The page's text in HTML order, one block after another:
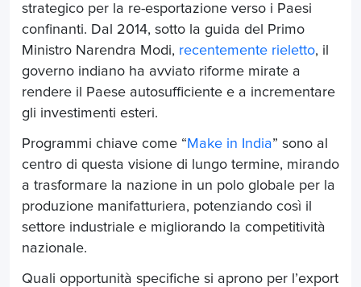
strategico per la re-esportazione verso i Paesi
confinanti. Dal 2014, sotto la guida del Primo
Ministro Narendra Modi, recentemente rieletto, il
governo indiano ha avviato riforme mirate a
rendere il Paese autosufficiente e a incrementare
gli investimenti esteri.
Programmi chiave come “Make in India” sono al
centro di questa visione di lungo termine, mirando
a trasformare la nazione in un polo globale per la
produzione manifatturiera, potenziando così il
settore industriale e migliorando la competitività
nazionale.
Quali opportunità specifiche si aprono per l’export